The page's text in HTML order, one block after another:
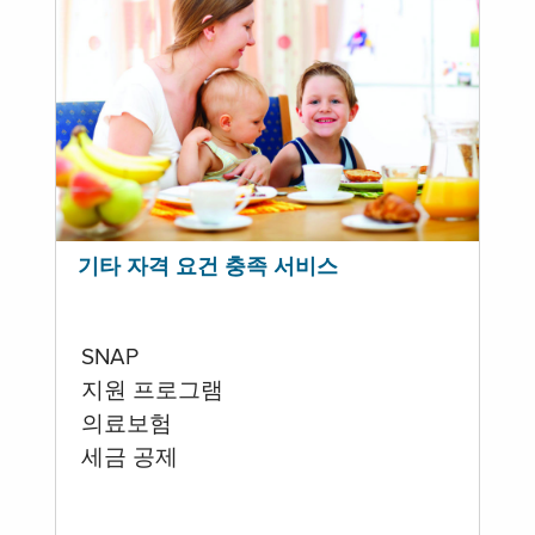
기타 자격 요건 충족 서비스
SNAP
지원 프로그램
의료보험
세금 공제